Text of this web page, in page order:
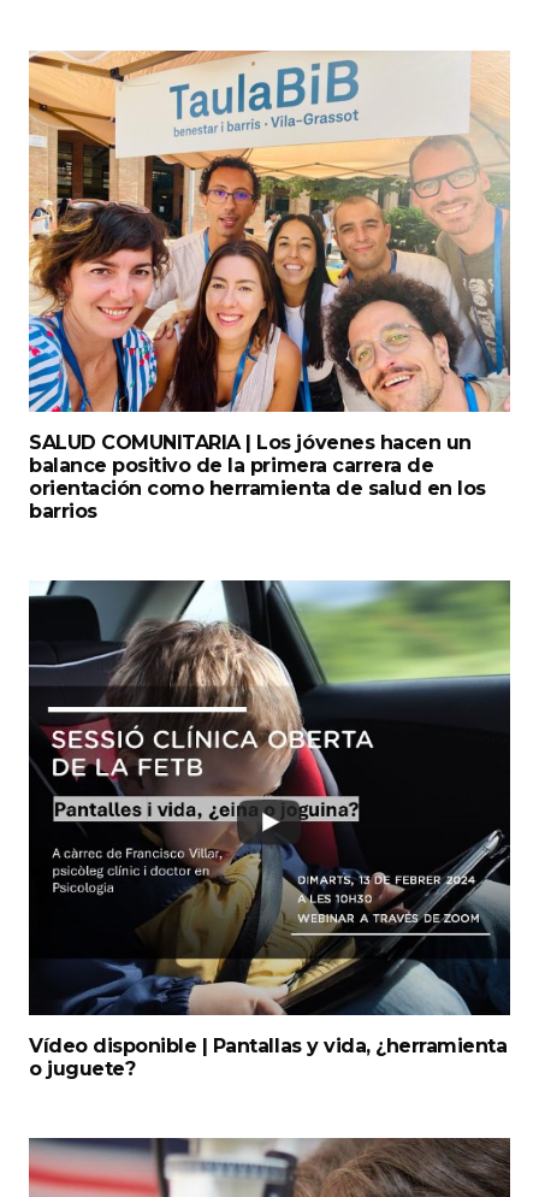
SALUD COMUNITARIA | Los jóvenes hacen un
balance positivo de la primera carrera de
orientación como herramienta de salud en los
barrios
Vídeo disponible | Pantallas y vida, ¿herramienta
o juguete?